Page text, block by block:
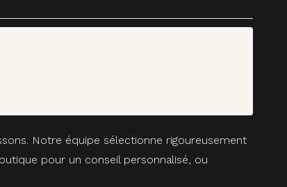
Notre équipe sélectionne rigoureusement
pour un conseil personnalisé, ou